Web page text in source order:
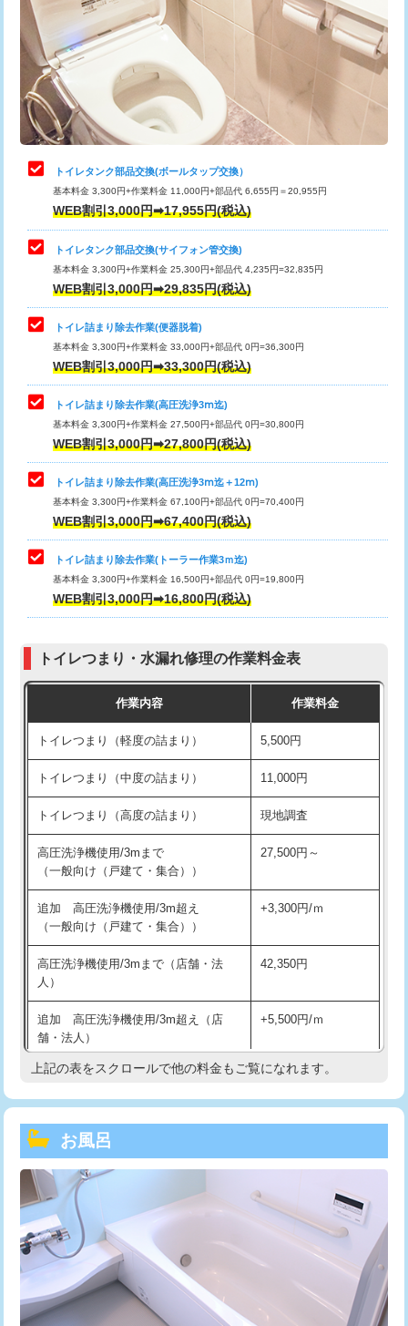
トイレタンク部品交換(ボールタップ交換）
基本料金 3,300円+作業料金 11,000円+部品代 6,655円＝20,955円
WEB割引3,000円➡17,955円(税込)
トイレタンク部品交換(サイフォン管交換)
基本料金 3,300円+作業料金 25,300円+部品代 4,235円=32,835円
WEB割引3,000円➡29,835円(税込)
トイレ詰まり除去作業(便器脱着)
基本料金 3,300円+作業料金 33,000円+部品代 0円=36,300円
WEB割引3,000円➡33,300円(税込)
トイレ詰まり除去作業(高圧洗浄3ⅿ迄)
基本料金 3,300円+作業料金 27,500円+部品代 0円=30,800円
WEB割引3,000円➡27,800円(税込)
トイレ詰まり除去作業(高圧洗浄3ⅿ迄＋12ⅿ)
基本料金 3,300円+作業料金 67,100円+部品代 0円=70,400円
WEB割引3,000円➡67,400円(税込)
トイレ詰まり除去作業(トーラー作業3ｍ迄)
基本料金 3,300円+作業料金 16,500円+部品代 0円=19,800円
WEB割引3,000円➡16,800円(税込)
トイレつまり・水漏れ修理の作業料金表
作業内容 作業料金
トイレつまり（軽度の詰まり） 5,500円
トイレつまり（中度の詰まり） 11,000円
トイレつまり（高度の詰まり） 現地調査
高圧洗浄機使用/3mまで
（一般向け（戸建て・集合））
27,500円～
追加 高圧洗浄機使用/3m超え
（一般向け（戸建て・集合））
+3,300円/ｍ
高圧洗浄機使用/3mまで（店舗・法
人）
42,350円
追加 高圧洗浄機使用/3m超え（店
舗・法人）
+5,500円/ｍ
高度高圧洗浄換 現地調査
トーラー機使用/3mまで
追加トーラー機使用/3m超え
カメラ調査 33,000円
桝清掃 8,800円
止水・漏水調査・防水処理・清掃・修
理・調整・分解・加工など（軽作業）
上記の表をスクロールで他の料金もご覧になれます。
お風呂